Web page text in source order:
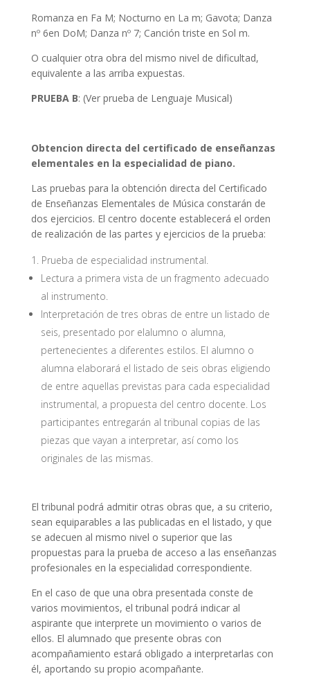
Romanza en Fa M; Nocturno en La m; Gavota; Danza
nº 6en DoM; Danza nº 7; Canción triste en Sol m.
O cualquier otra obra del mismo nivel de dificultad,
equivalente a las arriba expuestas.
PRUEBA B: (Ver prueba de Lenguaje Musical)
Obtencion directa del certificado de enseñanzas
elementales en la especialidad de piano.
Las pruebas para la obtención directa del Certificado
de Enseñanzas Elementales de Música constarán de
dos ejercicios. El centro docente establecerá el orden
de realización de las partes y ejercicios de la prueba:
Prueba de especialidad instrumental.
Lectura a primera vista de un fragmento adecuado
al instrumento.
Interpretación de tres obras de entre un listado de
seis, presentado por elalumno o alumna,
pertenecientes a diferentes estilos. El alumno o
alumna elaborará el listado de seis obras eligiendo
de entre aquellas previstas para cada especialidad
instrumental, a propuesta del centro docente. Los
participantes entregarán al tribunal copias de las
piezas que vayan a interpretar, así como los
originales de las mismas.
El tribunal podrá admitir otras obras que, a su criterio,
sean equiparables a las publicadas en el listado, y que
se adecuen al mismo nivel o superior que las
propuestas para la prueba de acceso a las enseñanzas
profesionales en la especialidad correspondiente.
En el caso de que una obra presentada conste de
varios movimientos, el tribunal podrá indicar al
aspirante que interprete un movimiento o varios de
ellos. El alumnado que presente obras con
acompañamiento estará obligado a interpretarlas con
él, aportando su propio acompañante.